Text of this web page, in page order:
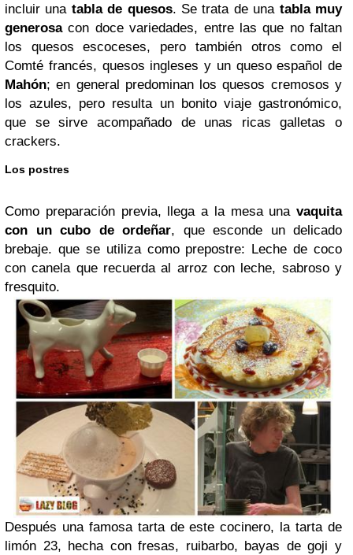
incluir una tabla de quesos. Se trata de una tabla muy
generosacon doce variedades, entre las que no faltan
los quesos escoceses, pero también otros como el
Comté francés, quesos ingleses y un queso español de
Mahón; en general predominan los quesos cremosos y
los azules, pero resulta un bonito viaje gastronómico,
que se sirve acompañado de unas ricas galletas o
crackers.
Los postres
Como preparación previa, llega a la mesa una vaquita
con un cubo de ordeñar, que esconde un delicado
brebaje. que se utiliza como prepostre: Leche de coco
con canela que recuerda al arroz con leche, sabroso y
fresquito.
Después una famosa tarta de este cocinero, la tarta de
limón 23, hecha con fresas, ruibarbo, bayas de goji y